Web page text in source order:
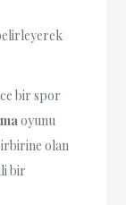
bir spor
oyunu
olan
bir